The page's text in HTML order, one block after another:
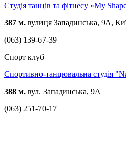
Студія танців та фітнесу «My
387 м. вулиця Западинська, 9А,
(063) 139-67-39
Спорт клуб
Спортивно-танцювальна студія
388 м. вул. Западинська, 9А
(063) 251-70-17